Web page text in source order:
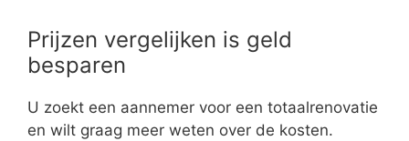
Prijzen vergelijken is geld
besparen
U zoekt een aannemer voor een totaalrenovatie
en wilt graag meer weten over de kosten.